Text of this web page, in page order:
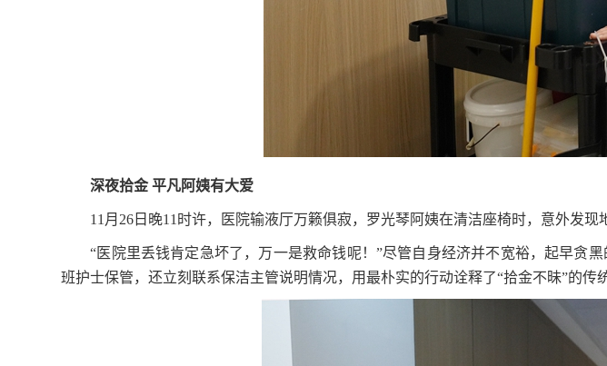
深夜拾金 平凡阿姨有大爱
11 月26日晚11时许，医院输液厅万籁俱寂，罗光琴阿姨在清洁座椅时，意外发现
“医院里丢钱肯定急坏了，万一是救命钱呢！”尽管自身经济并不宽裕，起早贪
班护士保管，还立刻联系保洁主管说明情况，用最朴实的行动诠释了“拾金不昧”的传